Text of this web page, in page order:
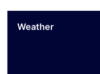
Weather